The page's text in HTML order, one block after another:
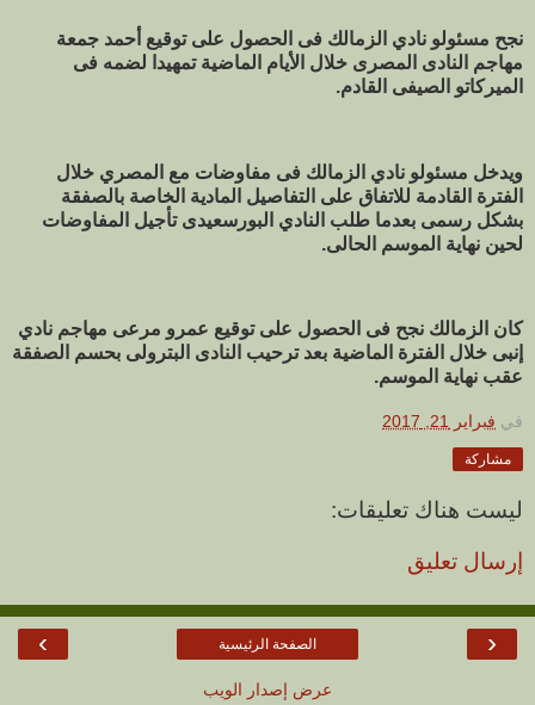
نجح مسئولو نادي الزمالك فى الحصول على توقيع أحمد جمعة
مهاجم النادى المصرى خلال الأيام الماضية تمهيدا لضمه فى
الميركاتو الصيفى القادم.
ويدخل مسئولو نادي الزمالك فى مفاوضات مع المصري خلال
الفترة القادمة للاتفاق على التفاصيل المادية الخاصة بالصفقة
بشكل رسمى بعدما طلب النادي البورسعيدى تأجيل المفاوضات
لحين نهاية الموسم الحالى.
كان الزمالك نجح فى الحصول على توقيع عمرو مرعى مهاجم نادي
إنبى خلال الفترة الماضية بعد ترحيب النادى البترولى بحسم الصفقة
عقب نهاية الموسم.
في فبراير 21, 2017
مشاركة
ليست هناك تعليقات:
إرسال تعليق
‹
› الصفحة الرئيسية
عرض إصدار الويب